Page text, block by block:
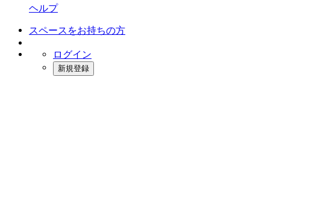
ヘルプ
スペースをお持ちの方
ログイン
新規登録